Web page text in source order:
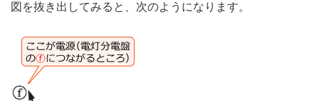
図を抜き出してみると、次のようになります。